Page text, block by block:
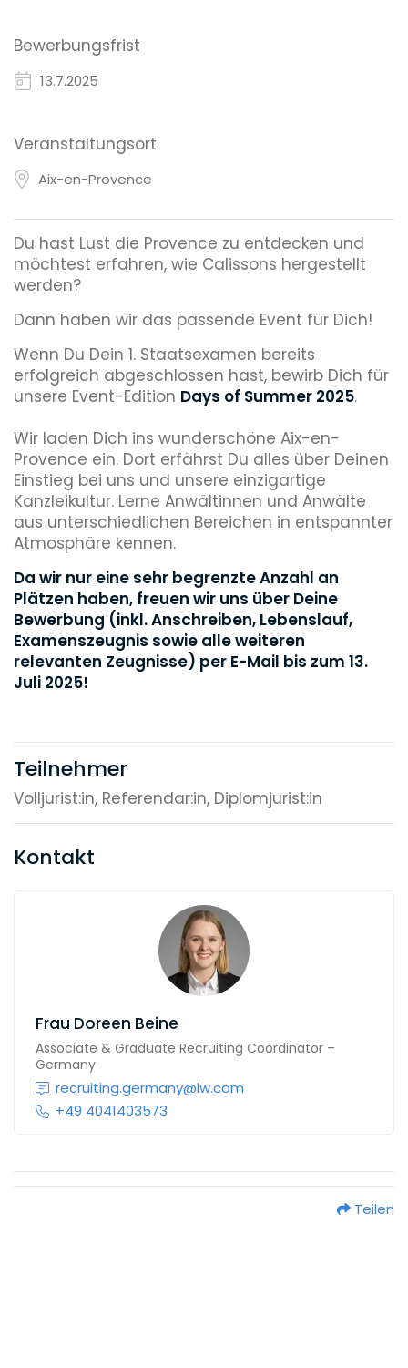
Bewerbungsfrist
13.7.2025
Veranstaltungsort
Aix-en-Provence
Du hast Lust die Provence zu entdecken und
möchtest erfahren, wie Calissons hergestellt
werden?
Dann haben wir das passende Event für Dich!
Wenn Du Dein 1. Staatsexamen bereits
erfolgreich abgeschlossen hast, bewirb Dich für
unsere Event-Edition Days of Summer 2025.
Wir laden Dich ins wunderschöne Aix-en-
Provence ein. Dort erfährst Du alles über Deinen
Einstieg bei uns und unsere einzigartige
Kanzleikultur. Lerne Anwältinnen und Anwälte
aus unterschiedlichen Bereichen in entspannter
Atmosphäre kennen.
Da wir nur eine sehr begrenzte Anzahl an
Plätzen haben, freuen wir uns über Deine
Bewerbung (inkl. Anschreiben, Lebenslauf,
Examenszeugnis sowie alle weiteren
relevanten Zeugnisse) per E-Mail bis zum 13.
Juli 2025!
Teilnehmer
Volljurist:in, Referendar:in, Diplomjurist:in
Kontakt
Frau Doreen Beine
Associate & Graduate Recruiting Coordinator –
Germany
recruiting.germany@lw.com
+49 4041403573
Teilen